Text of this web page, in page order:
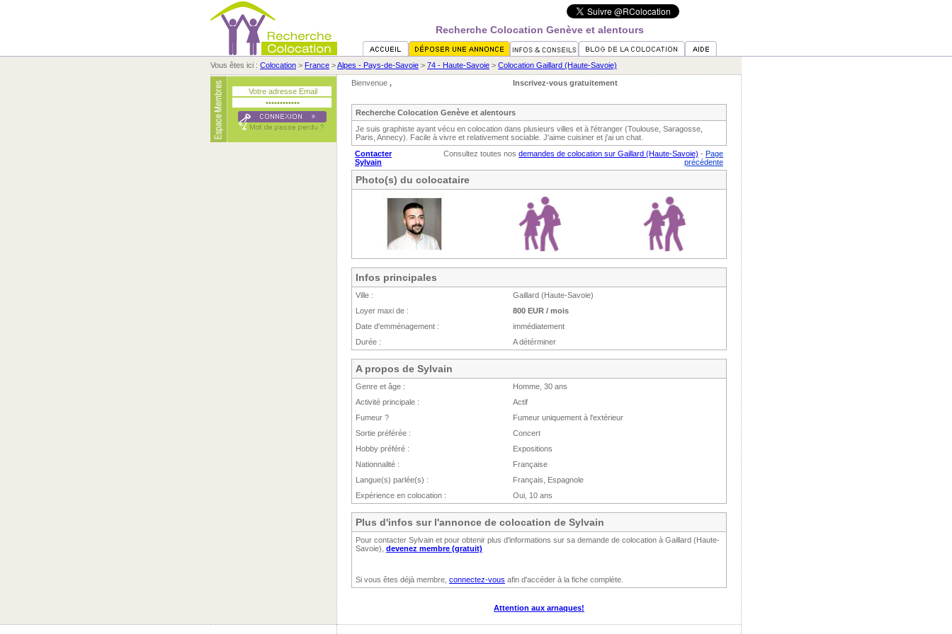
Recherche Colocation Genève et alentours
Vous êtes ici : Colocation > France >Alpes - Pays-de-Savoie > 74 - Haute-Savoie > Colocation Gaillard (Haute-Savoie)
Bienvenue , Inscrivez-vous gratuitement
Recherche Colocation Genève et alentours
Je suis graphiste ayant vécu en colocation dans plusieurs villes et à l'étranger (Toulouse, Saragosse,
Paris, Annecy). Facile à vivre et relativement sociable. J'aime cuisiner et j'ai un chat.
Contacter
Sylvain
Consultez toutes nos demandes de colocation sur Gaillard (Haute-Savoie) - Page
précédente
Photo(s) du colocataire
Infos principales
Ville :
Gaillard (Haute-Savoie)
Loyer maxi de :
800 EUR / mois
Date d'emménagement :
immédiatement
Durée :
A détérminer
A propos de Sylvain
Genre et âge :
Homme, 30 ans
Activité principale :
Actif
Fumeur ?
Fumeur uniquement à l'extérieur
Sortie préférée :
Concert
Hobby préféré :
Expositions
Nationnalité :
Française
Langue(s) parlée(s) :
Français, Espagnole
Expérience en colocation :
Oui, 10 ans
Plus d'infos sur l'annonce de colocation de Sylvain
Pour contacter Sylvain et pour obtenir plus d'informations sur sa demande de colocation à Gaillard (Haute-
Savoie), devenez membre (gratuit)
Si vous êtes déjà membre, connectez-vous afin d'accéder à la fiche complète.
Attention aux arnaques!